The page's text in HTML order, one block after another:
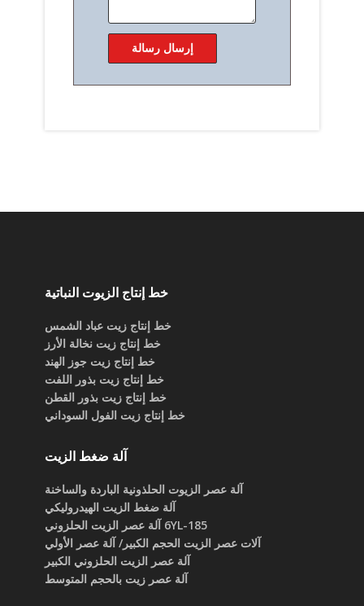
خط إنتاج الزيوت النباتية
خط إنتاج زيت عباد الشمس
خط إنتاج زيت نخالة الأرز
خط إنتاج زيت جوز الهند
خط إنتاج زيت بذور اللفت
خط إنتاج زيت بذور القطن
خط إنتاج زيت الفول السوداني
آلة ضغط الزيت
آلة عصر الزيوت الحلذونية الباردة والساخنة
آلة ضغط الزيت الهيدروليكي
6YL-185 آلة عصر الزيت الحلزوني
آلات عصر الزيت الحجم الكبير/ آلة عصر الأولي
آلة عصر الزيت الحلزوني الكبير
آلة عصر زيت بالحجم المتوسط